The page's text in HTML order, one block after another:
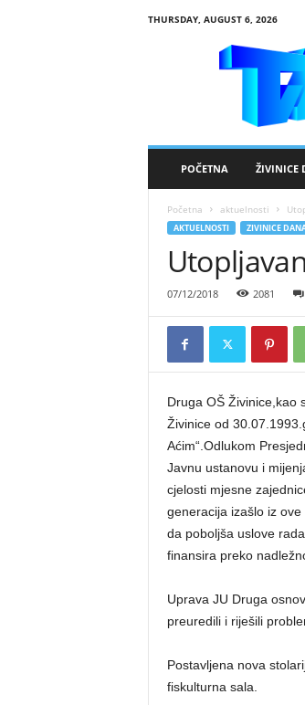
THURSDAY, AUGUST 6, 2026
POČETNA ŽIVINICE
Početna aktuelnosti
AKTUELNOSTI ZIVINICE
07/12/2018 2081
Druga OŠ Živinice,kao
Živinice od
Aćim“.Odlukom
Javnu ustanovu i
cjelosti mjesne
generacija izašlo iz
da poboljša uslove
finansira preko
Uprava JU Druga
preuredili i riješili
Postavljena nova
fiskulturna sala.